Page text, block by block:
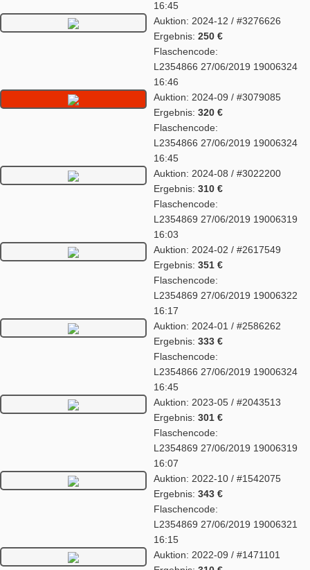
16:45
Auktion: 2024-12 / #3276626
Ergebnis: 250 €
Flaschencode:
L2354866 27/06/2019 19006324
16:46
Auktion: 2024-09 / #3079085
Ergebnis: 320 €
Flaschencode:
L2354866 27/06/2019 19006324
16:45
Auktion: 2024-08 / #3022200
Ergebnis: 310 €
Flaschencode:
L2354869 27/06/2019 19006319
16:03
Auktion: 2024-02 / #2617549
Ergebnis: 351 €
Flaschencode:
L2354869 27/06/2019 19006322
16:17
Auktion: 2024-01 / #2586262
Ergebnis: 333 €
Flaschencode:
L2354866 27/06/2019 19006324
16:45
Auktion: 2023-05 / #2043513
Ergebnis: 301 €
Flaschencode:
L2354869 27/06/2019 19006319
16:07
Auktion: 2022-10 / #1542075
Ergebnis: 343 €
Flaschencode:
L2354869 27/06/2019 19006321
16:15
Auktion: 2022-09 / #1471101